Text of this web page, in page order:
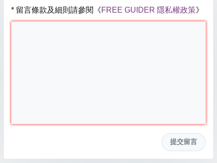
* 留言條款及細則請參閱《FREE GUIDER 隱私權政策》